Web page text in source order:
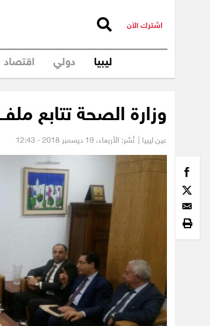
اشترك الآن
ليبيا دولي اقتصاد
وزارة الصحة تتابع
عين ليبيا | نُشر: الأربعاء،